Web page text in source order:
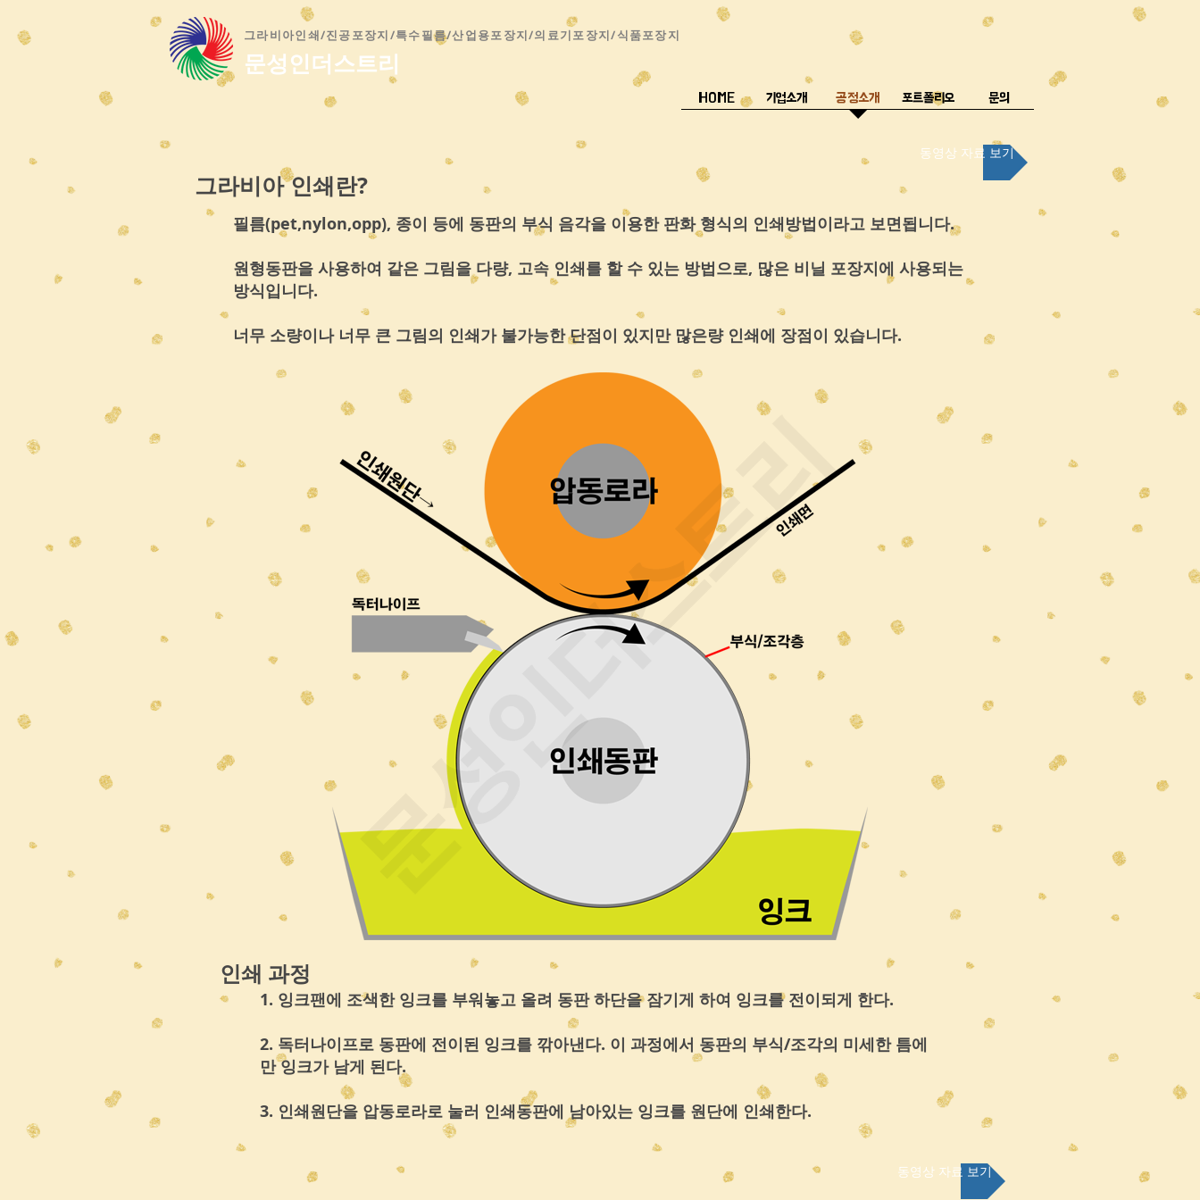
문성인더스트리
​그라비아인쇄/진공포장지/특수필름/산업용포장지/의료기포장지/식품포장지
HOME 기업소개 공정소개 포트폴리오 문의
그라비아 인쇄란?
동영상 자료 보기
필름(pet,nylon,opp), 종이 등에 동판의 부식 음각을 이용한 판화 형식의 인쇄방법이라고 보면됩니다.
원형동판을 사용하여 같은 그림을 다량, 고속 인쇄를 할 수 있는 방법으로, 많은 비닐 포장지에 사용되는
방식입니다.
너무 소량이나 너무 큰 그림의 인쇄가 불가능한 단점이 있지만 많은량 인쇄에 장점이 있습니다.
인쇄 과정
1. 잉크팬에 조색한 잉크를 부워놓고 올려 동판 하단을 잠기게 하여 잉크를 전이되게 한다.
2. 독터나이프로 동판에 전이된 잉크를 깎아낸다. 이 과정에서 동판의 부식/조각의 미세한 틈에
만 잉크가 남게 된다.
3. 인쇄원단을 압동로라로 눌러 인쇄동판에 남아있는 잉크를 원단에 인쇄한다.​
동영상 자료 보기